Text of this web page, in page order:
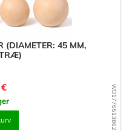
WD1776513862
45 MM,